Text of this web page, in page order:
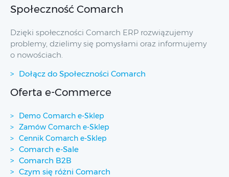
Społeczność Comarch
Dzięki społeczności Comarch ERP rozwiązujemy
problemy, dzielimy się pomysłami oraz informujemy
o nowościach.
Dołącz do Społeczności Comarch
Oferta e-Commerce
Demo Comarch e-Sklep
Zamów Comarch e-Sklep
Cennik Comarch e-Sklep
Comarch e-Sale
Comarch B2B
Czym się różni Comarch